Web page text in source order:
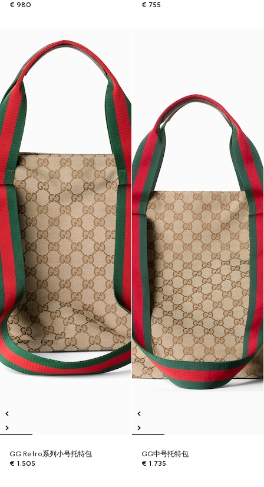
€ 980
€ 755
GG Retro系列小号托特包
€ 1.505
GG中号托特包
€ 1.735